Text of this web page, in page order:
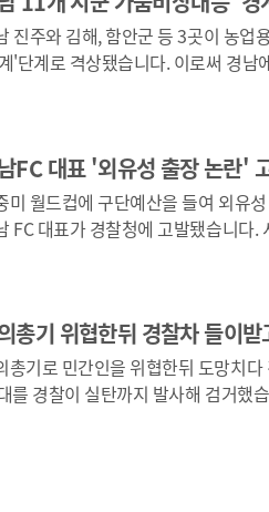
진주와 김해, 함안군 등 3곳이 농업
로 격상됐습니다. 이로써 경남에서는 18곳 가운데
곳이 농업용수 가뭄 경계단계이며 통
보다 한단계 아래인 주의, 사천과 남해
이 모두 농업용수 가뭄 비상대응단계
FC 대표 '외유성 출장 논란'
미 월드컵에 구단예산을 들여 외유
대표가 경찰청에 고발됐습니다. 시민단체 측은 이흥실
남 FC 대표가 지난 월드컵 기간, 휴양
대표들과 함께 고발했습니다.
총기 위협한뒤 경찰차 들이
총기로 민간인을 위협한뒤 도망치
경찰이 실탄까지 발사해 검거했습니다. 28일
진주시 집현면에서 50대 남성 A씨가 모의